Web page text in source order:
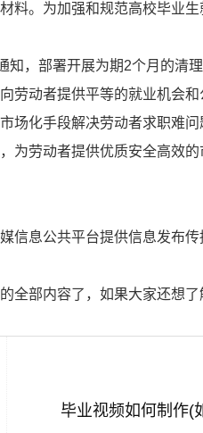
料。为加强和规范高校毕业
，部署开展为期2个月的清
劳动者提供平等的就业机会
化手段解决劳动者求职难问
为劳动者提供优质安全高效
信息公共平台提供信息发布传
部内容了，如果大家还想了
毕业视频如何制作(